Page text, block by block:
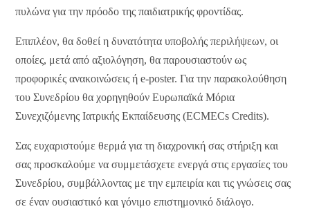
πυλώνα για την πρόοδο της παιδιατρικής φροντίδας.
Επιπλέον, θα δοθεί η δυνατότητα υποβολής περιλήψεων, οι
οποίες, μετά από αξιολόγηση, θα παρουσιαστούν ως
προφορικές ανακοινώσεις ή e-poster. Για την παρακολούθηση
του Συνεδρίου θα χορηγηθούν Ευρωπαϊκά Μόρια
Συνεχιζόμενης Ιατρικής Εκπαίδευσης (ECMECs Credits).
Σας ευχαριστούμε θερμά για τη διαχρονική σας στήριξη και
σας προσκαλούμε να συμμετάσχετε ενεργά στις εργασίες του
Συνεδρίου, συμβάλλοντας με την εμπειρία και τις γνώσεις σας
σε έναν ουσιαστικό και γόνιμο επιστημονικό διάλογο.